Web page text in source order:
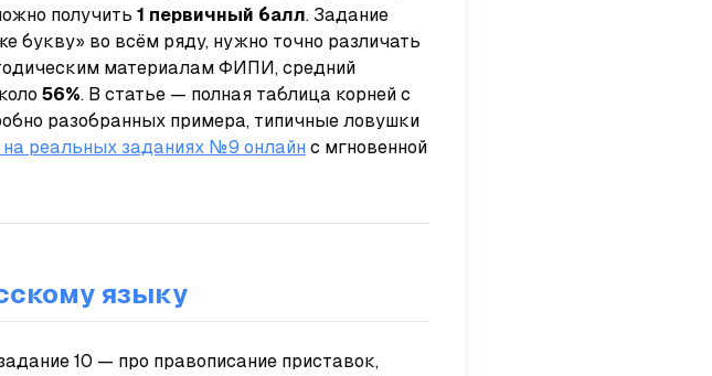
получить 1 первичный балл. Задание
букву» во всём ряду, нужно точно различать
материалам ФИПИ, средний
56%. В статье — полная таблица корней с
разобранных примера, типичные ловушки
на реальных заданиях №9 онлайн с мгновенной
языку
10 — про правописание приставок,